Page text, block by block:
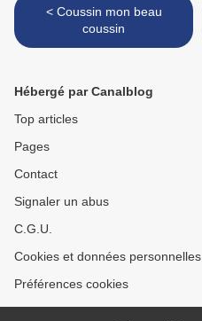
< Coussin mon beau
coussin
Hébergé par Canalblog
Top articles
Pages
Contact
Signaler un abus
C.G.U.
Cookies et données personnelles
Préférences cookies